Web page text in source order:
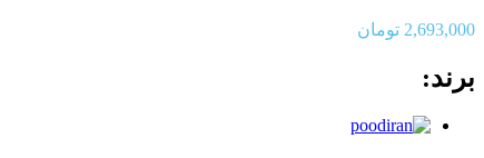
2,693,000 تومان
برند: